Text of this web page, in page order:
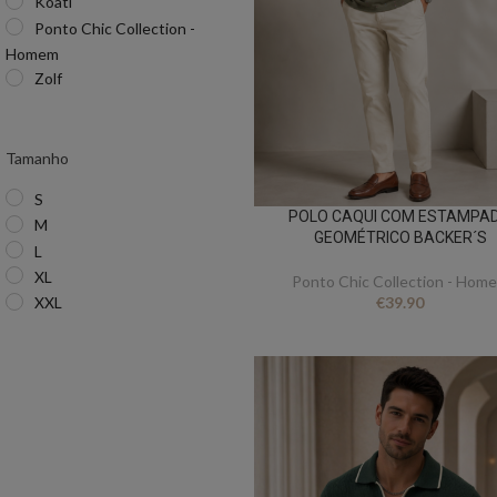
Ponto Chic Collection -
Homem
Zolf
Tamanho
S
M
L
XL
XXL
POLO CAQUI COM
GEOMÉTRICO BACKER´S
Ponto Chic Collection -
€39.90